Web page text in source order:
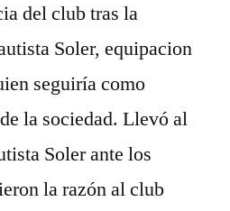
del club tras la
Soler, equipacion
seguiría como
la sociedad. Llevó al
Soler ante los
la razón al club